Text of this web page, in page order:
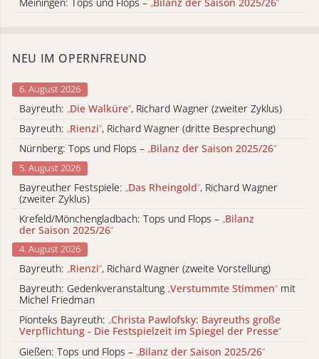
NEU IM OPERNFREUND
6. August 2026
Bayreuth: „Die Walküre“, Richard Wagner (zweiter Zyklus)
Bayreuth: „Rienzi“, Richard Wagner (dritte Besprechung)
Nürnberg: Tops und Flops – „Bilanz der Saison 2025/26“
5. August 2026
Bayreuther Festspiele: „Das Rheingold“, Richard Wagner
(zweiter Zyklus)
Krefeld/Mönchengladbach: Tops und Flops – „Bilanz
der Saison 2025/26“
4. August 2026
Bayreuth: „Rienzi“, Richard Wagner (zweite Vorstellung)
Bayreuth: Gedenkveranstaltung „Verstummte Stimmen“ mit
Michel Friedman
Pionteks Bayreuth: „Christa Pawlofsky: Bayreuths große
Verpflichtung - Die Festspielzeit im Spiegel der Presse“
Gießen: Tops und Flops – „Bilanz der Saison 2025/26“